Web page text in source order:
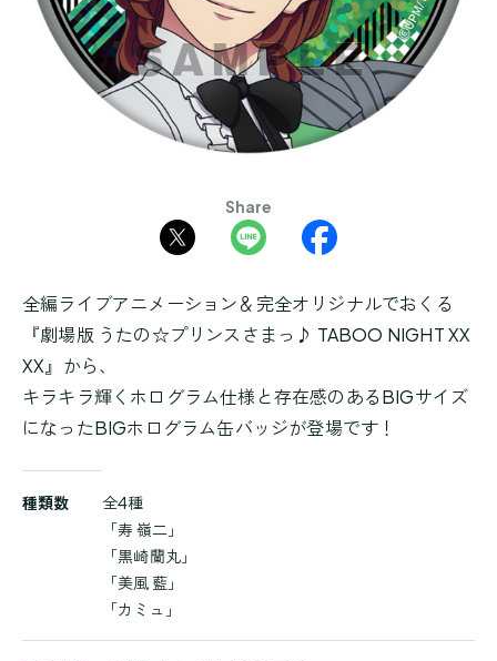
Share
全編ライブアニメーション＆完全オリジナルでおくる
『劇場版 うたの☆プリンスさまっ♪ TABOO NIGHT XX
XX』から、
キラキラ輝くホログラム仕様と存在感のあるBIGサイズ
になったBIGホログラム缶バッジが登場です！
品
種類数
全4種
「寿 嶺二」
「黒崎蘭丸」
「美風 藍」
「カミュ」